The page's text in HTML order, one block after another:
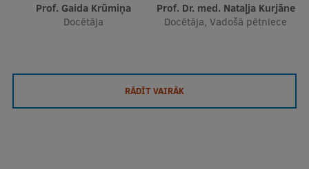
Prof. Gaida Krūmiņa
Docētāja
Prof. Dr. med. Nataļja Kurjāne
Docētāja, Vadošā pētniece
RĀDĪT VAIRĀK